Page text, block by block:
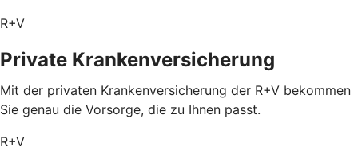
R+V
Private Krankenversicherung
Mit der privaten Krankenversicherung der R+V bekommen
Sie genau die Vorsorge, die zu Ihnen passt.
R+V